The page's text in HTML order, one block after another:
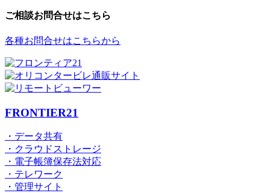
ご相談お問合せはこちら
各種お問合せはこちらから
FRONTIER21
・データ共有
・クラウドストレージ
・電子帳簿保存法対応
・テレワーク
・管理サイト